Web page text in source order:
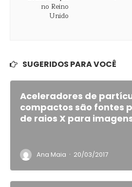
SUGERIDOS PARA VOCÊ
Aceleradores de
compactos são fontes
de raios X para
Ana Maia · 20/03/2017